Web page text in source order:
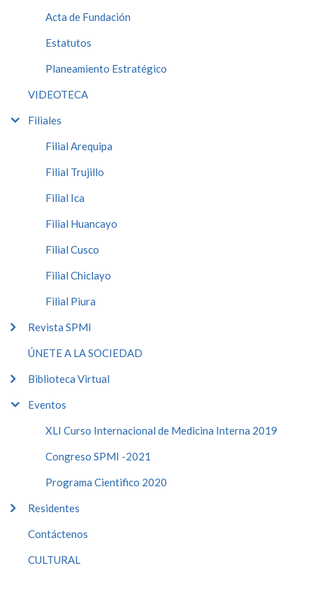
Acta de Fundación
Estatutos
Planeamiento Estratégico
VIDEOTECA
Filiales
Filial Arequipa
Filial Trujillo
Filial Ica
Filial Huancayo
Filial Cusco
Filial Chiclayo
Filial Piura
Revista SPMI
ÚNETE A LA SOCIEDAD
Biblioteca Virtual
Eventos
XLI Curso Internacional de Medicina Interna 2019
Congreso SPMI -2021
Programa Cientifico 2020
Residentes
Contáctenos
CULTURAL